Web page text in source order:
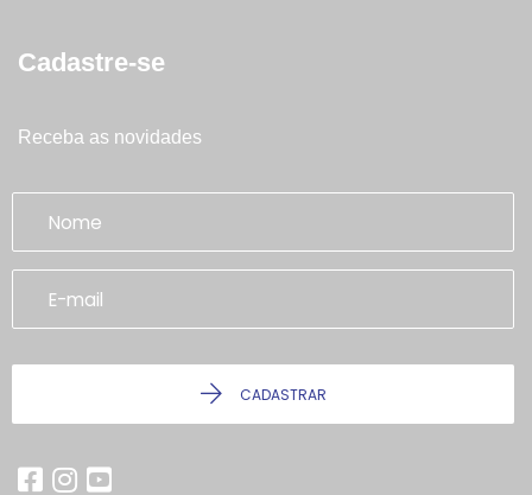
Cadastre-se
Receba as novidades
CADASTRAR